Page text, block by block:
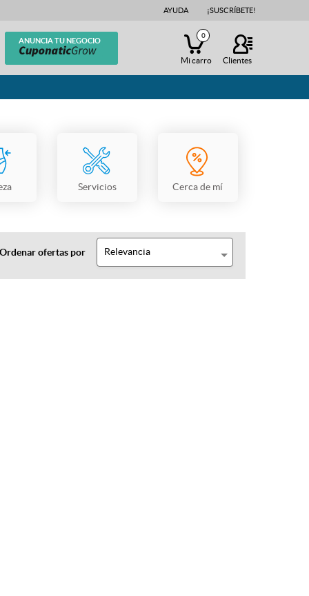
AYUDA ¡SUSCRÍBETE!
ANUNCIA TU NEGOCIO
Clientes
0
Mi carro
Servicios Cerca de mí
Ordenar ofertas por Relevancia